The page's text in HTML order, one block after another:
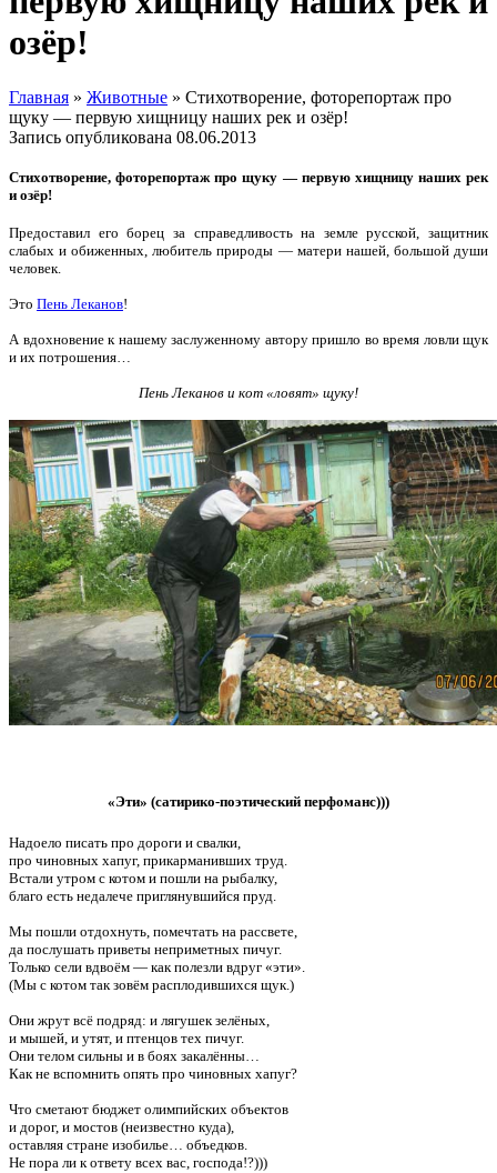
озёр!
Главная » Животные » Стихотворение, фоторепортаж про
щуку — первую хищницу наших рек и озёр!
Запись опубликована 08.06.2013
Стихотворение, фоторепортаж про щуку — первую хищницу наших рек
и озёр!
Предоставил его борец за справедливость на земле русской, защитник
слабых и обиженных, любитель природы — матери нашей, большой души
человек.
Это Пень Леканов!
А вдохновение к нашему заслуженному автору пришло во время ловли щук
и их потрошения…
Пень Леканов и кот «ловят» щуку!
«Эти» (сатирико-поэтический перфоманс)))
Надоело писать про дороги и свалки,
про чиновных хапуг, прикарманивших труд.
Встали утром с котом и пошли на рыбалку,
благо есть недалече приглянувшийся пруд.
Мы пошли отдохнуть, помечтать на рассвете,
да послушать приветы неприметных пичуг.
Только сели вдвоём — как полезли вдруг «эти».
(Мы с котом так зовём расплодившихся щук.)
Они жрут всё подряд: и лягушек зелёных,
и мышей, и утят, и птенцов тех пичуг.
Они телом сильны и в боях закалённы…
Как не вспомнить опять про чиновных хапуг?
Что сметают бюджет олимпийских объектов
и дорог, и мостов (неизвестно куда),
оставляя стране изобилье… объедков.
Не пора ли к ответу всех вас, господа!?)))